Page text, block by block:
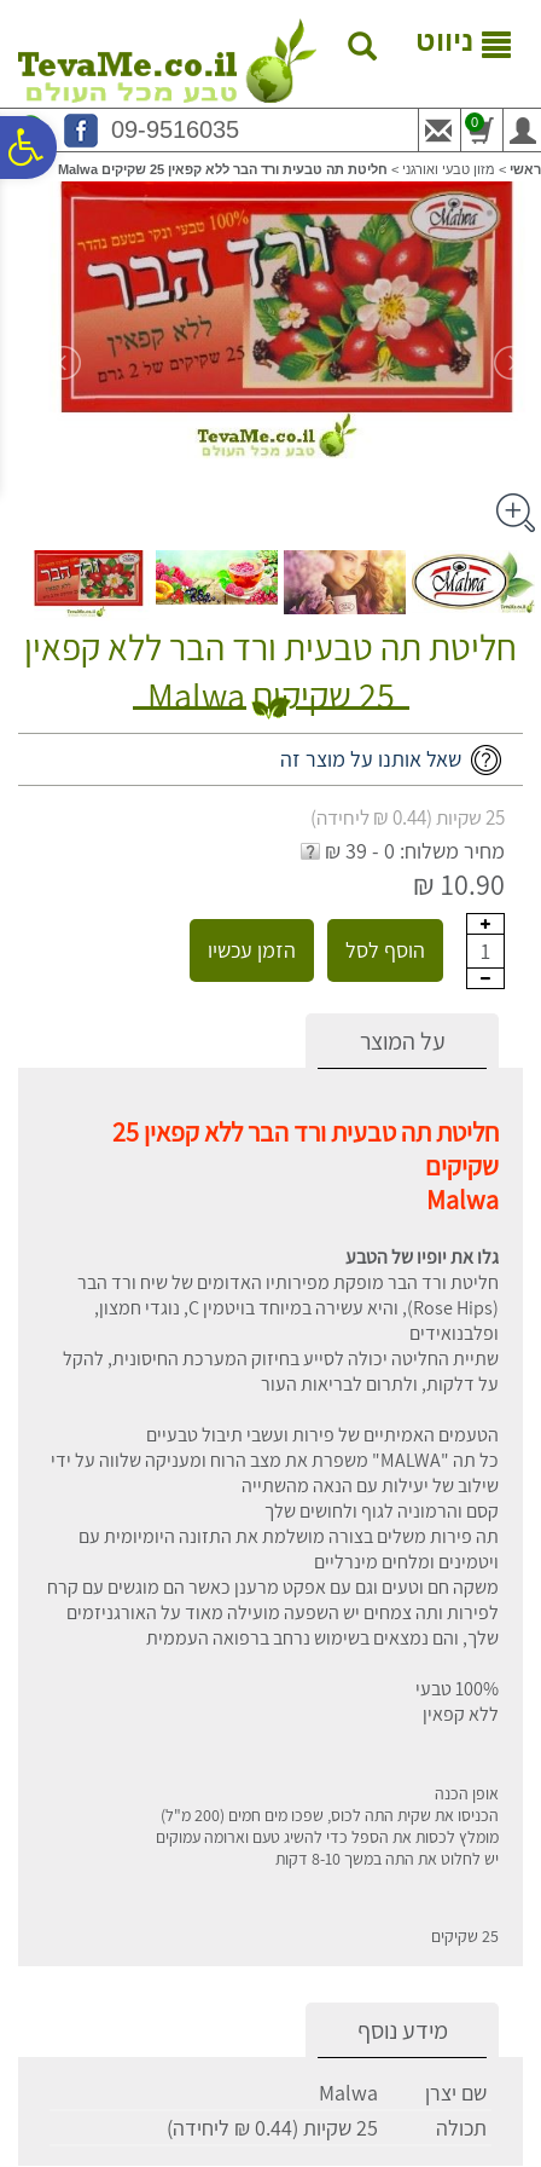
נגישות
המרכזי
ניווט
09-9516035 0
ראשי > מזון טבעי ואורגני > חליטת תה טבעית ורד הבר ללא קפאין 25 שקיקים Malwa
חליטת תה טבעית ורד הבר ללא קפאין
25 שקיקים Malwa
שאל אותנו על מוצר זה
25 שקיות (0.44 ₪ ליחידה)
מחיר משלוח: 0 - 39 ₪
10.90 ₪
1 הוסף לסל הזמן עכשיו
על המוצר
חליטת תה טבעית ורד הבר ללא קפאין 25
שקיקים
Malwa
גלו את יופיו של הטבע
חליטת ורד הבר מופקת מפירותיו האדומים של שיח ורד הבר
(Rose Hips), והיא עשירה במיוחד בויטמין C, נוגדי חמצון,
ופלבנואידים
שתיית החליטה יכולה לסייע בחיזוק המערכת החיסונית, להקל
על דלקות, ולתרום לבריאות העור
הטעמים האמיתיים של פירות ועשבי תיבול טבעיים
כל תה "MALWA" משפרת את מצב הרוח ומעניקה שלווה על ידי
שילוב של יעילות עם הנאה מהשתייה
קסם והרמוניה לגוף ולחושים שלך
תה פירות משלים בצורה מושלמת את התזונה היומיומית עם
ויטמינים ומלחים מינרליים
משקה חם וטעים וגם עם אפקט מרענן כאשר הם מוגשים עם קרח
לפירות ותה צמחים יש השפעה מועילה מאוד על האורגניזמים
שלך, והם נמצאים בשימוש נרחב ברפואה העממית
100% טבעי
ללא קפאין
אופן הכנה
הכניסו את שקית התה לכוס, שפכו מים חמים (200 מ"ל)
מומלץ לכסות את הספל כדי להשיג טעם וארומה עמוקים
יש לחלוט את התה במשך 8-10 דקות
25 שקיקים
מידע נוסף
שם יצרן
Malwa
תכולה
25 שקיות (0.44 ₪ ליחידה)